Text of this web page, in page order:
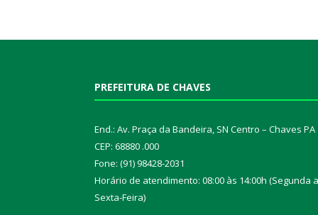
PREFEITURA DE CHAVES
End.: Av. Praça da Bandeira, SN Centro – Chaves PA
CEP: 68880 .000
Fone: (91) 98428-2031
Horário de atendimento: 08:00 às 14:00h (Segunda a
Sexta-Feira)